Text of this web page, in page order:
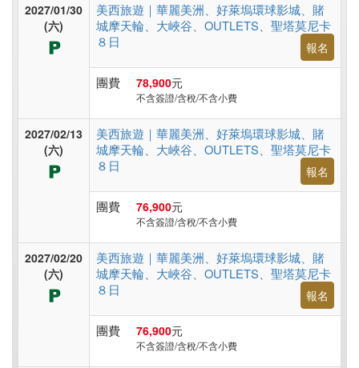
非
南
亞
2027/01/30
(六)
美西旅遊｜華麗美洲、好萊塢環球影城、賭
城摩天輪、大峽谷、OUTLETS、聖塔莫尼卡
８日
報名
團費 78,900元
不含簽證/含稅/不含小費
2027/02/13
(六)
美西旅遊｜華麗美洲、好萊塢環球影城、賭
城摩天輪、大峽谷、OUTLETS、聖塔莫尼卡
８日
報名
團費 76,900元
不含簽證/含稅/不含小費
2027/02/20
(六)
美西旅遊｜華麗美洲、好萊塢環球影城、賭
城摩天輪、大峽谷、OUTLETS、聖塔莫尼卡
８日
報名
團費 76,900元
不含簽證/含稅/不含小費